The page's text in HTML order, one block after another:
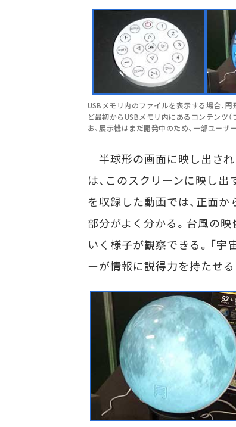
USBメモリ内のファイルを表示する場合、円
ど最初からUSBメモリ内にあるコンテンツ
お、展示機はまだ開発中のため、一部ユー
半球形の画面に映し出さ
は、このスクリーンに映し
を収録した動画では、正面
部分がよく分かる。台風の
いく様子が観察できる。「宇
ーが情報に説得力を持たせる